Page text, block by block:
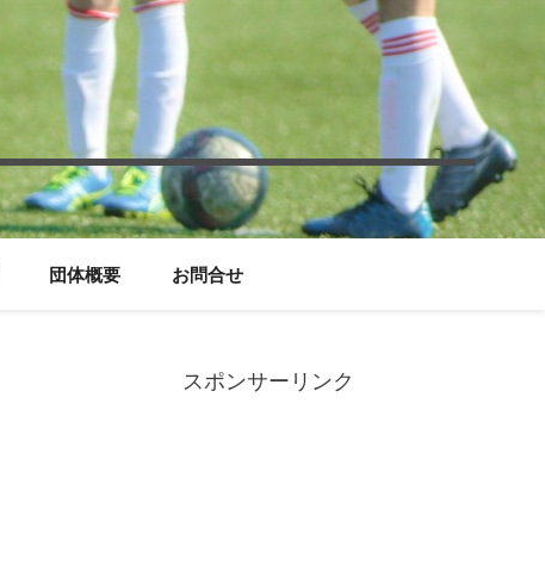
団体概要 お問合せ
スポンサーリンク